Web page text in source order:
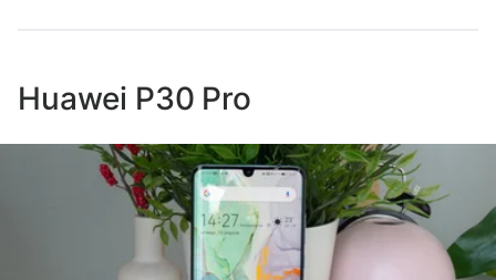
Huawei P30 Pro